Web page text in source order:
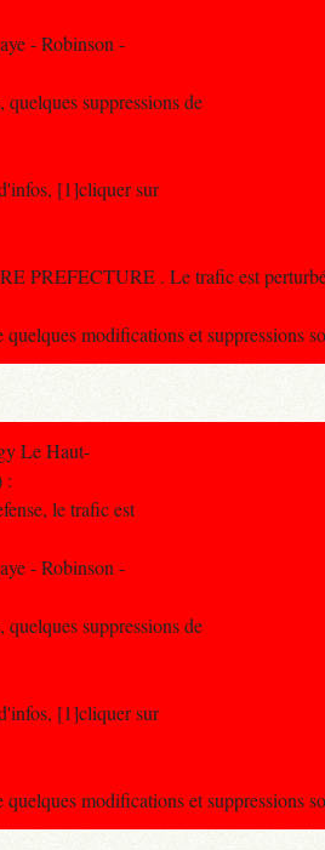
- Robinson -
suppressions de
[1]cliquer sur
PREFECTURE . Le trafic est
modifications et suppressions
Le Haut-
:
le trafic est
- Robinson -
suppressions de
[1]cliquer sur
modifications et suppressions